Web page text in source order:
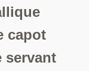
capot
servant